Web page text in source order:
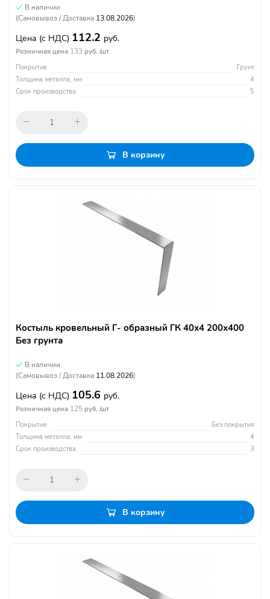
В наличии
(Самовывоз / Доставка 13.08.2026)
Цена (с НДС) 112.2 руб.
Розничная цена 133 руб. /шт
Покрытие
Грунт
Толщина металла, мм
4
Срок производства
5
В корзину
Костыль кровельный Г- образный ГК 40х4 200х400
Без грунта
В наличии
(Самовывоз / Доставка 11.08.2026)
Цена (с НДС) 105.6 руб.
Розничная цена 125 руб. /шт
Покрытие
Без покрытия
Толщина металла, мм
4
Срок производства
3
В корзину